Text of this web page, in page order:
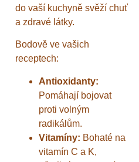
do vaší kuchyně svěží chuť
a zdravé látky.
Bodově ve vašich
receptech:
Antioxidanty:
Pomáhají bojovat
proti volným
radikálům.
Vitamíny: Bohaté na
vitamín C a K,